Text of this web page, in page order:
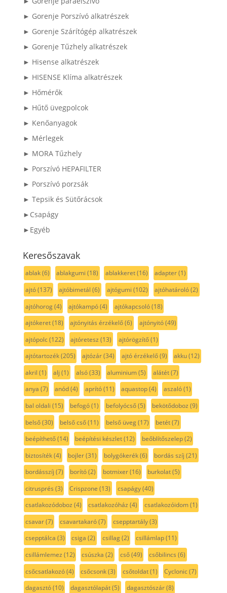
► Gorenje Porszívó alkatrészek
► Gorenje Szárítógép alkatrészek
► Gorenje Tűzhely alkatrészek
► Hisense alkatrészek
► HISENSE Klíma alkatrészek
► Hőmérők
► Hűtő üvegpolcok
► Kenőanyagok
► Mérlegek
► MORA Tűzhely
► Porszívó HEPAFILTER
► Porszívó porzsák
► Tepsik és Sütőrácsok
►Csapágy
►Egyéb
Keresőszavak
ablak(6) ablakgumi (18) ablakkeret(16) adapter(1)
ajtó(137) ajtóbimetál (6) ajtógumi (102) ajtóhatároló(2)
ajtóhorog(4) ajtókampó(4) ajtókapcsoló(18)
ajtókeret(18) ajtónyitás érzékelő(6) ajtónyitó(49)
ajtópolc(122) ajtóretesz (13) ajtórögzítő(1)
ajtótartozék(205) ajtózár(34) ajtó érzékelő(9) akku(12)
akril (1) alj (1) alsó(33) aluminium(5) alátét(7)
anya (7) anód(4) aprító(11) aquastop(4) aszaló(1)
bal oldali (15) befogó(1) befolyócső(5) bekötődoboz (9)
belső(30) belső cső(11) belső üveg(17) betét(7)
beépíthető(14) beépítési készlet(12) beőblítőszelep(2)
biztosíték(4) bojler(31) bolygókerék(6) bordás szíj (21)
bordásszíj (7) borító(2) botmixer(16) burkolat(5)
citrusprés (3) Crispzone (13) csapágy(40)
csatlakozódoboz (4) csatlakozóház (4) csatlakozóidom(1)
csavar(7) csavartakaró(7) csepptartály(3)
csepptálca (3) csiga (2) csillag(2) csillámlap(11)
csillámlemez (12) csúszka (2) cső(49) csőbilincs (6)
csőcsatlakozó(4) csőcsonk(3) csőtoldat(1) Cyclonic(7)
dagasztó(10) dagasztólapát(5) dagasztószár(8)